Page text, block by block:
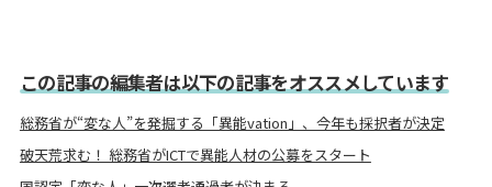
この記事の編集者は以下の記事をオススメしています
総務省が“変な人”を発掘する「異能vation」、今年も採択者が決定
破天荒求む！ 総務省がICTで異能人材の公募をスタート